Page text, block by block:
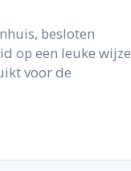
besloten
op een leuke wijze
voor de